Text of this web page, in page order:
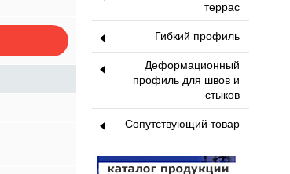
террас
Гибкий профиль
Деформационный
профиль для швов и
стыков
Сопутствующий товар